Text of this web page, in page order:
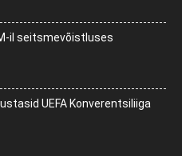
il seitsmevõistluses
UEFA Konverentsiliiga